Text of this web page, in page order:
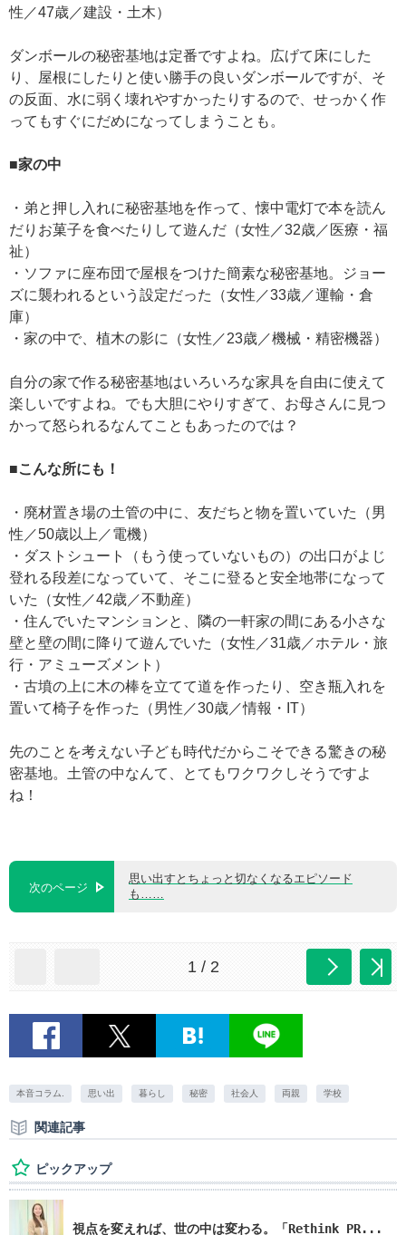
性／47歳／建設・土木）
ダンボールの秘密基地は定番ですよね。広げて床にした
り、屋根にしたりと使い勝手の良いダンボールですが、そ
の反面、水に弱く壊れやすかったりするので、せっかく作
ってもすぐにだめになってしまうことも。
■家の中
・弟と押し入れに秘密基地を作って、懐中電灯で本を読ん
だりお菓子を食べたりして遊んだ（女性／32歳／医療・福
祉）
・ソファに座布団で屋根をつけた簡素な秘密基地。ジョー
ズに襲われるという設定だった（女性／33歳／運輸・倉
庫）
・家の中で、植木の影に（女性／23歳／機械・精密機器）
自分の家で作る秘密基地はいろいろな家具を自由に使えて
楽しいですよね。でも大胆にやりすぎて、お母さんに見つ
かって怒られるなんてこともあったのでは？
■こんな所にも！
・廃材置き場の土管の中に、友だちと物を置いていた（男
性／50歳以上／電機）
・ダストシュート（もう使っていないもの）の出口がよじ
登れる段差になっていて、そこに登ると安全地帯になって
いた（女性／42歳／不動産）
・住んでいたマンションと、隣の一軒家の間にある小さな
壁と壁の間に降りて遊んでいた（女性／31歳／ホテル・旅
行・アミューズメント）
・古墳の上に木の棒を立てて道を作ったり、空き瓶入れを
置いて椅子を作った（男性／30歳／情報・IT）
先のことを考えない子ども時代だからこそできる驚きの秘
密基地。土管の中なんて、とてもワクワクしそうですよ
ね！
次のページ
思い出すとちょっと切なくなるエピソード
も……
1 / 2
本音コラム. 思い出 暮らし 秘密 社会人 両親 学校
関連記事
ピックアップ
視点を変えれば、世の中は変わる。「Rethink PR...